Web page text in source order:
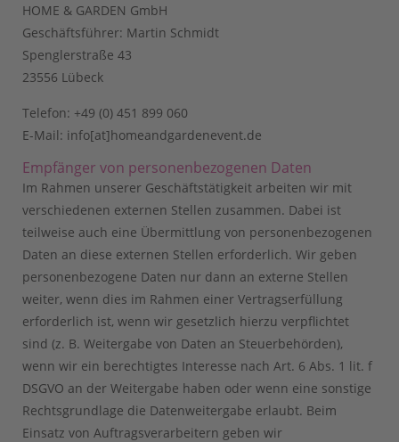
HOME & GARDEN GmbH
Geschäftsführer: Martin Schmidt
Spenglerstraße 43
23556 Lübeck
Telefon: +49 (0) 451 899 060
E-Mail: info[at]homeandgardenevent.de
Empfänger von personenbezogenen Daten
Im Rahmen unserer Geschäftstätigkeit arbeiten wir mit
verschiedenen externen Stellen zusammen. Dabei ist
teilweise auch eine Übermittlung von personenbezogenen
Daten an diese externen Stellen erforderlich. Wir geben
personenbezogene Daten nur dann an externe Stellen
weiter, wenn dies im Rahmen einer Vertragserfüllung
erforderlich ist, wenn wir gesetzlich hierzu verpflichtet
sind (z. B. Weitergabe von Daten an Steuerbehörden),
wenn wir ein berechtigtes Interesse nach Art. 6 Abs. 1 lit. f
DSGVO an der Weitergabe haben oder wenn eine sonstige
Rechtsgrundlage die Datenweitergabe erlaubt. Beim
Einsatz von Auftragsverarbeitern geben wir